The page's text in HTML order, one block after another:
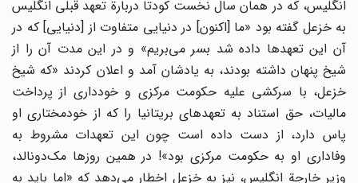
انگلیس، که در همان سال نخست کودتا دربارة تعهد قبلی انگلیس
به خزعل گفته بود «ما [اکنون] در دنیایی متفاوت از [دنیایی] که در
آن این تعهدها داده شد بسر می‌بریم» و در این مدت آن را از
شیخ پنهان داشته بودند، به یادشان آمد و اعلان کردند «که شیخ
خزعل، با سرکشی علیه حکومت مرکزی و خودداری از پرداخت
مالیات، حق استناد به تعهدهای بریتانیا را که از خودمختاری او
پاس دارد، از دست داده است چون این تعهدات مشروط به
وفاداری او به حکومت مرکزی بود»! در همین روزها مک‌دونالد،
وزیر خارجة انگلیس، نیز به خزعل اخطار می‌دهد که «اما باید به